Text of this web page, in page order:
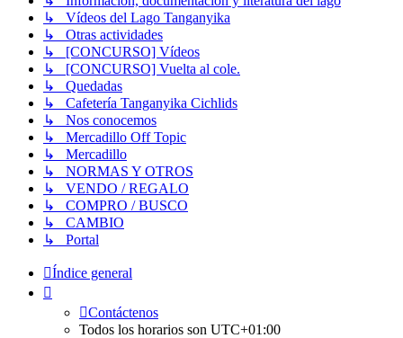
↳ Vídeos del Lago Tanganyika
↳ Otras actividades
↳ [CONCURSO] Vídeos
↳ [CONCURSO] Vuelta al cole.
↳ Quedadas
↳ Cafetería Tanganyika Cichlids
↳ Nos conocemos
↳ Mercadillo Off Topic
↳ Mercadillo
↳ NORMAS Y OTROS
↳ VENDO / REGALO
↳ COMPRO / BUSCO
↳ CAMBIO
↳ Portal
Índice general
Contáctenos
Todos los horarios son UTC+01:00